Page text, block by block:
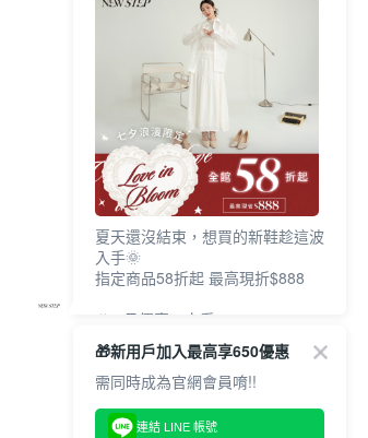
夏天還沒結束，想買的新鞋趁這波
入手🌞
指定商品58折起 最高現折$888
🎉 8月優惠一次看
①LINE購物最高10%回饋
②每周限定品現折200
③指定商品58折起 最高現折$888
上班鞋、休閒鞋、涼鞋一次逛齊
🎁新用戶加入最高享650優惠
需同時成為官網會員唷!!
連結 LINE 帳號